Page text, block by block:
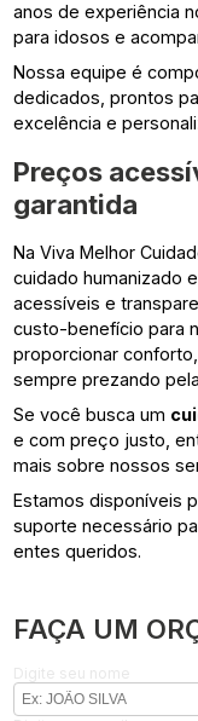
anos de experiência
para idosos e
Nossa equipe é
dedicados, prontos
excelência e
Preços
garantida
Na Viva Melhor
cuidado humanizado
acessíveis e
custo-benefício para
proporcionar
sempre prezando
Se você busca um
e com preço justo,
mais sobre nossos
Estamos disponíveis
suporte necessário
entes queridos.
FAÇA UM